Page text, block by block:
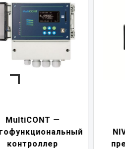
NIVELCONT PM —
преобразователь